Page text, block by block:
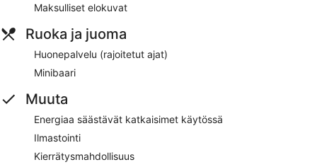
Maksulliset elokuvat
Ruoka ja juoma
Huonepalvelu (rajoitetut ajat)
Minibaari
Muuta
Energiaa säästävät katkaisimet käytössä
Ilmastointi
Kierrätysmahdollisuus